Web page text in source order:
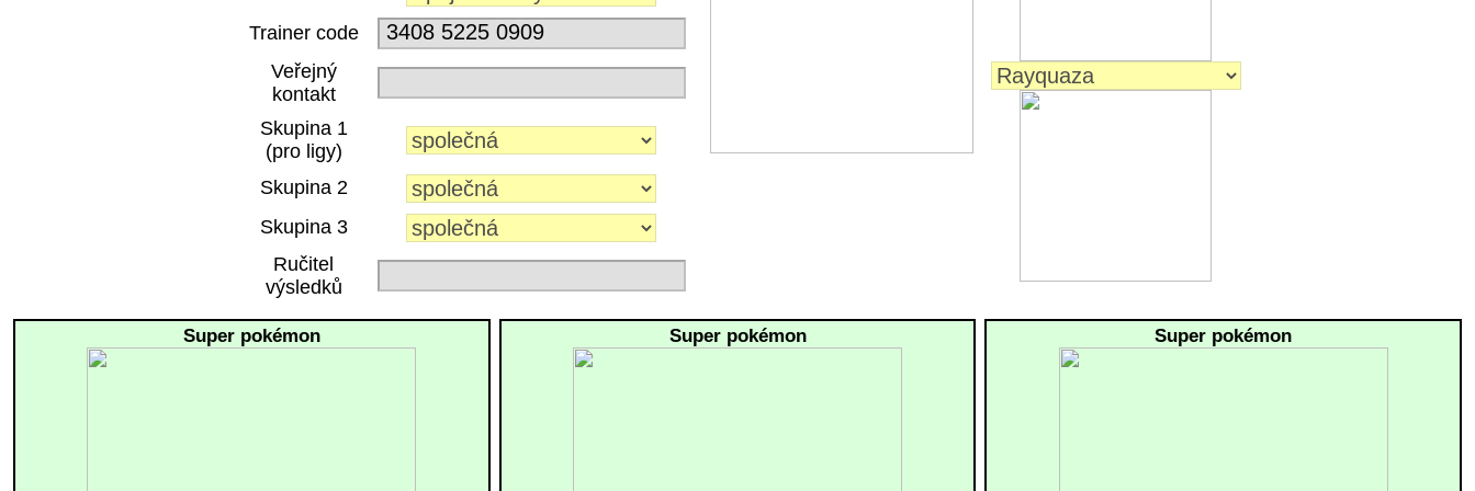
Trainer code
Veřejný
kontakt
Skupina 1
(pro ligy)
Skupina 2
Skupina 3
Ručitel
výsledků
Super pokémon Super pokémon Super pokémon